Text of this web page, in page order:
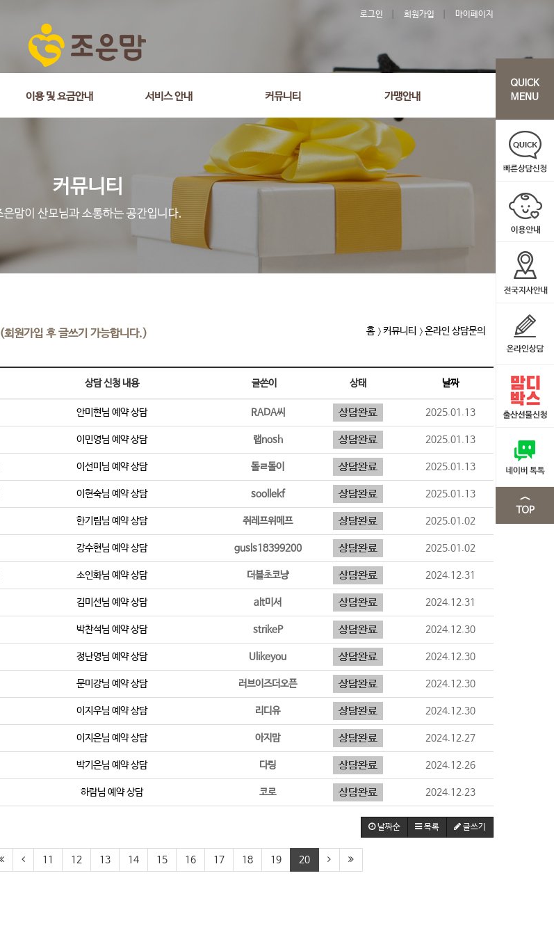
로그인 회원가입 마이페이지
이용 및 요금안내 서비스 안내 커뮤니티 가맹안내
(회원가입 후 글쓰기 가능합니다.) 홈 커뮤니티 온라인 상담문의
상담 신청 내용 글쓴이 상태 날짜
안미현님 예약 상담 RADA씨 2025.01.13
이민영님 예약 상담 랩nosh 2025.01.13
이선미 님 예약 상담 돌ㄹ돌이 2025.01.13
이현숙님 예약 상담 soollekf 2025.01.13
한기림님 예약 상담 쥐레프위메프 2025.01.02
강수현님 예약 상담 gusls18399200 2025.01.02
소인화님 예약 상담 더블초코냥 2024.12.31
김미선님 예약 상담 alt미서 2024.12.31
박찬석님 예약 상담 strikeP 2024.12.30
정난영님 예약 상담 Ulikeyou 2024.12.30
문미강님 예약 상담 러브이즈더오픈 2024.12.30
이지우님 예약 상담 리디유 2024.12.30
이지은님 예약 상담 아지맘 2024.12.27
박기은님 예약 상담 다링 2024.12.26
하람님 예약 상담 코로 2024.12.23
날짜순 목록 글쓰기
11 12 13 14 15 16 17 18 19 20